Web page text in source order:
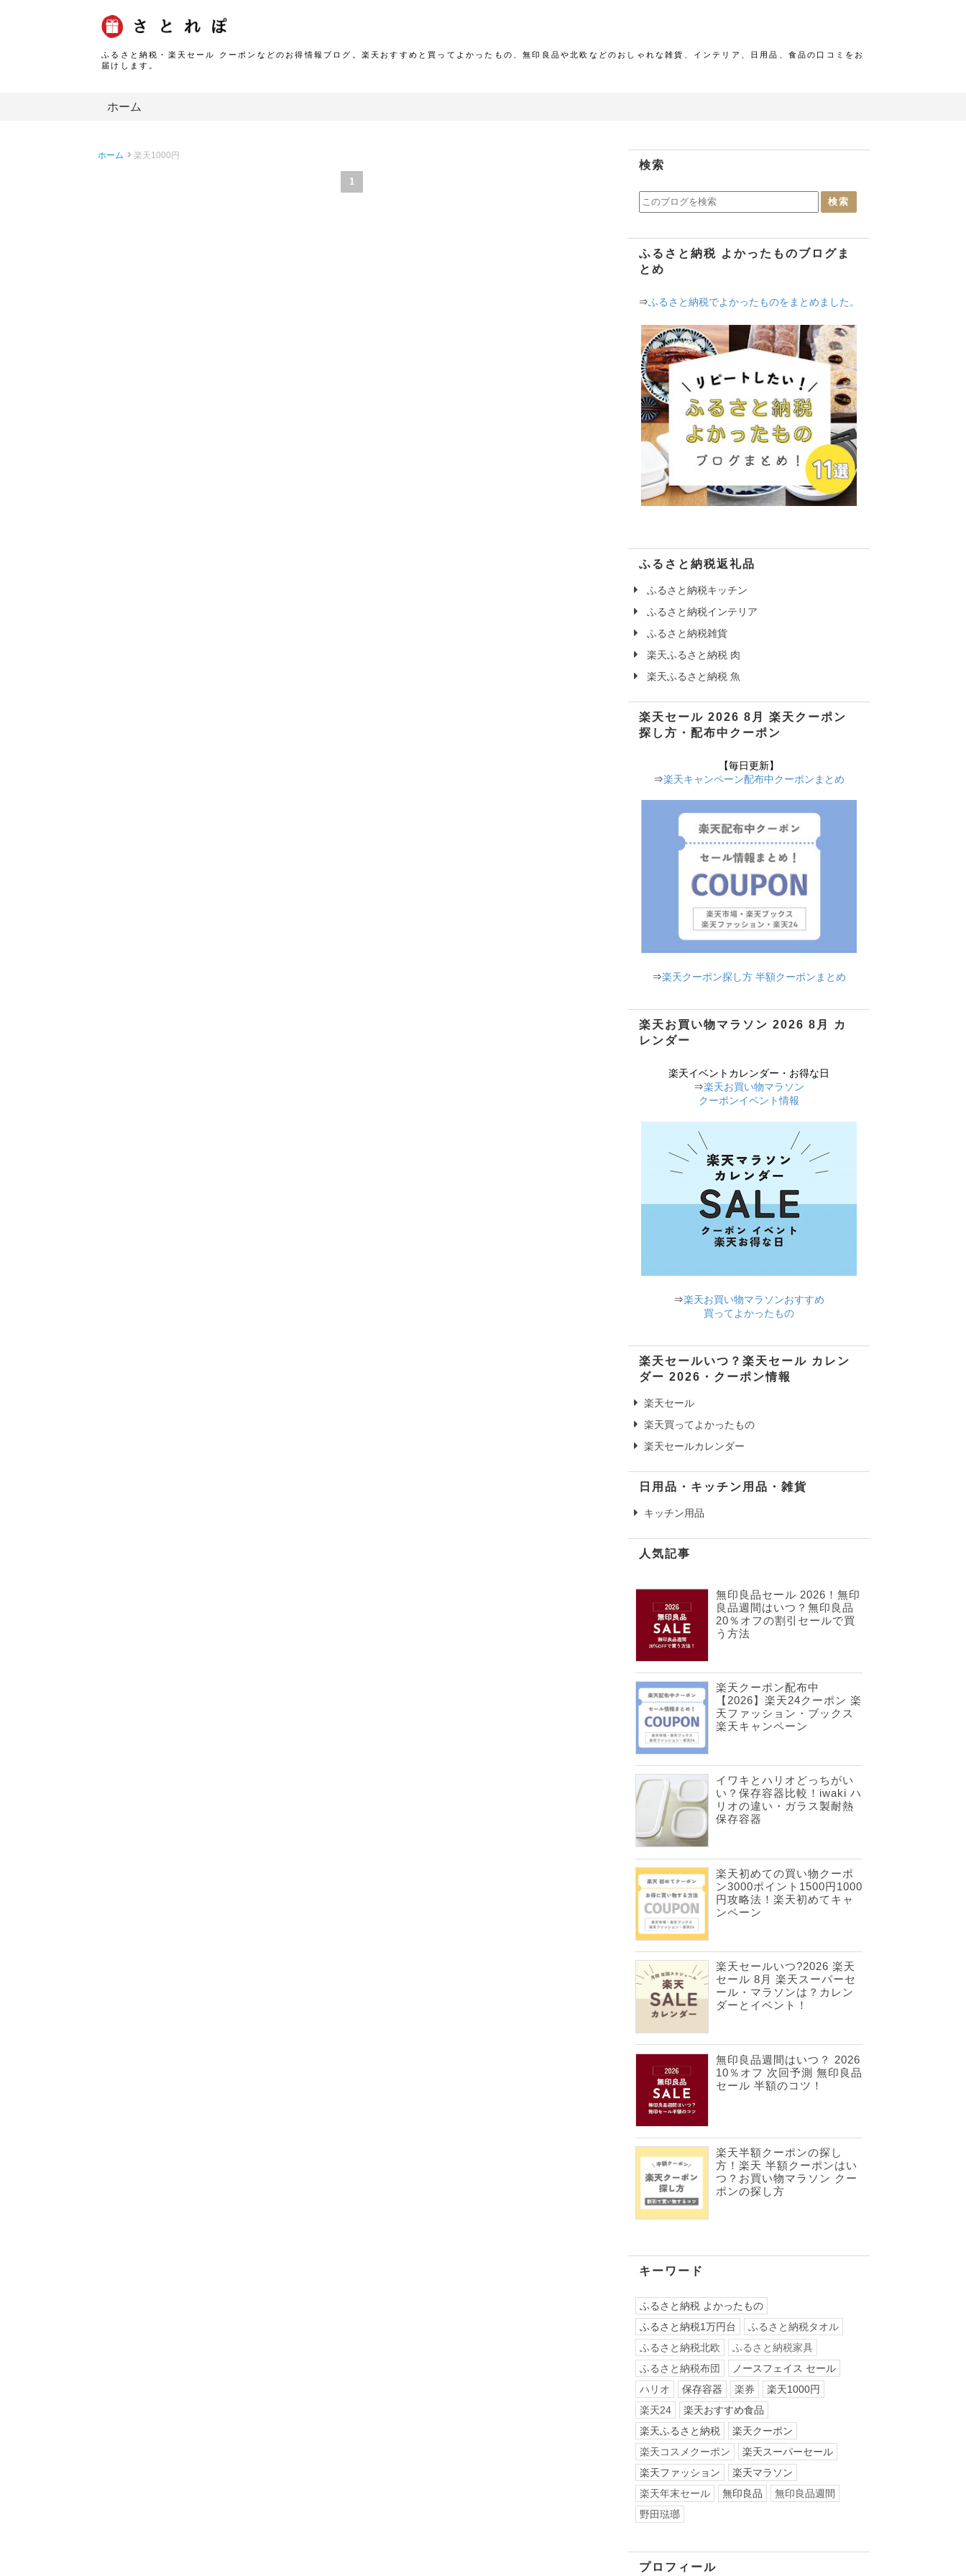
ふるさと納税・楽天セール クーポンなどのお得情報ブログ。楽天おすすめと買ってよかったもの、無印良品や北欧などのおしゃれな雑貨、インテリア、日用品、食品の口コミをお
届けします。
ホーム
ホーム 楽天1000円
1
検索
ふるさと納税 よかったものブログま
とめ
⇒ふるさと納税でよかったものをまとめました。
ふるさと納税返礼品
ふるさと納税キッチン
ふるさと納税インテリア
ふるさと納税雑貨
楽天ふるさと納税 肉
楽天ふるさと納税 魚
楽天セール 2026 8月 楽天クーポン
探し方・配布中クーポン
【毎日更新】
⇒楽天キャンペーン配布中クーポンまとめ
⇒楽天クーポン探し方 半額クーポンまとめ
楽天お買い物マラソン 2026 8月 カ
レンダー
楽天イベントカレンダー・お得な日
⇒楽天お買い物マラソン
クーポンイベント情報
⇒楽天お買い物マラソンおすすめ
買ってよかったもの
楽天セールいつ？楽天セール カレン
ダー 2026・クーポン情報
楽天セール
楽天買ってよかったもの
楽天セールカレンダー
日用品・キッチン用品・雑貨
キッチン用品
人気記事
無印良品セール 2026！無印
良品週間はいつ？無印良品
20％オフの割引セールで買
う方法
楽天クーポン配布中
【2026】楽天24クーポン 楽
天ファッション・ブックス
楽天キャンペーン
イワキとハリオどっちがい
い？保存容器比較！iwaki ハ
リオの違い・ガラス製耐熱
保存容器
楽天初めての買い物クーポ
ン3000ポイント1500円1000
円攻略法！楽天初めてキャ
ンペーン
楽天セールいつ?2026 楽天
セール 8月 楽天スーパーセ
ール・マラソンは？カレン
ダーとイベント！
無印良品週間はいつ？ 2026
10％オフ 次回予測 無印良品
セール 半額のコツ！
楽天半額クーポンの探し
方！楽天 半額クーポンはい
つ？お買い物マラソン クー
ポンの探し方
キーワード
ふるさと納税 よかったもの
ふるさと納税1万円台
ふるさと納税タオル
ふるさと納税北欧
ふるさと納税家具
ふるさと納税布団
ノースフェイス セール
ハリオ
保存容器 楽券
楽天1000円
楽天24
楽天おすすめ食品
楽天ふるさと納税
楽天クーポン
楽天コスメクーポン
楽天スーパーセール
楽天ファッション
楽天マラソン
楽天年末セール
無印良品
無印良品週間
野田琺瑯
プロフィール